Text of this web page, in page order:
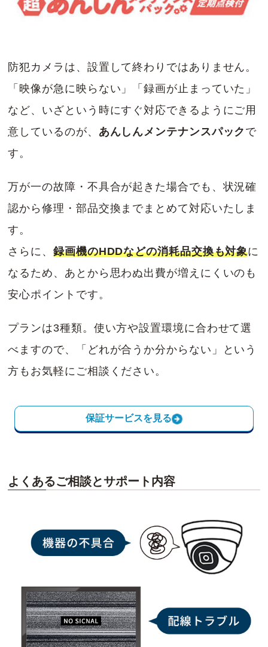
防犯カメラは、設置して終わりではありません。
「映像が急に映らない」「録画が止まっていた」
など、いざという時にすぐ対応できるようにご用
意しているのが、 あんしんメンテナンスパック で
す。
万が一の故障・不具合が起きた場合でも、状況確
認から修理・部品交換までまとめて対応いたしま
す。
さらに、録画機のHDDなどの消耗品交換も対象に
なるため、あとから思わぬ出費が増えにくいのも
安心ポイントです。
プランは3種類。使い方や設置環境に合わせて選
べますので、「どれが合うか分からない」という
方もお気軽にご相談ください。
保証サービスを見る
よくあるご相談とサポート内容